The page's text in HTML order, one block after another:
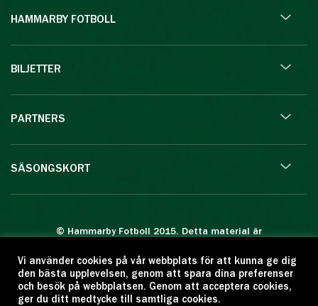
HAMMARBY FOTBOLL
BILJETTER
PARTNERS
SÄSONGSKORT
© Hammarby Fotboll 2015. Detta material är
Eftertryck eller annan kopiering är förbjuden.
Citera oss gärna men ange källan:
www.hammarbyfotboll.se. Ansvarig utgivare:
Vi använder cookies på vår webbplats för att kunna ge dig
den bästa upplevelsen, genom att spara dina preferenser
och besök på webbplatsen. Genom att acceptera cookies,
ger du ditt medtycke till samtliga cookies.